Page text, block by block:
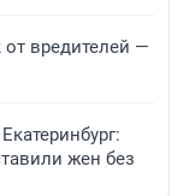
от вредителей —
жен без